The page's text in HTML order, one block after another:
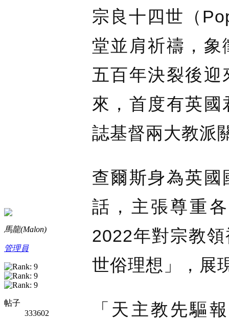
馬龍(Malon)
管理員
帖子
333602
宗良十四世（
堂並肩祈禱，
五百年決裂後
來，首度有英
誌基督兩大教派
查爾斯身為英
話，主張尊重
2022年對宗教
世俗理想」，展
「天主教先驅